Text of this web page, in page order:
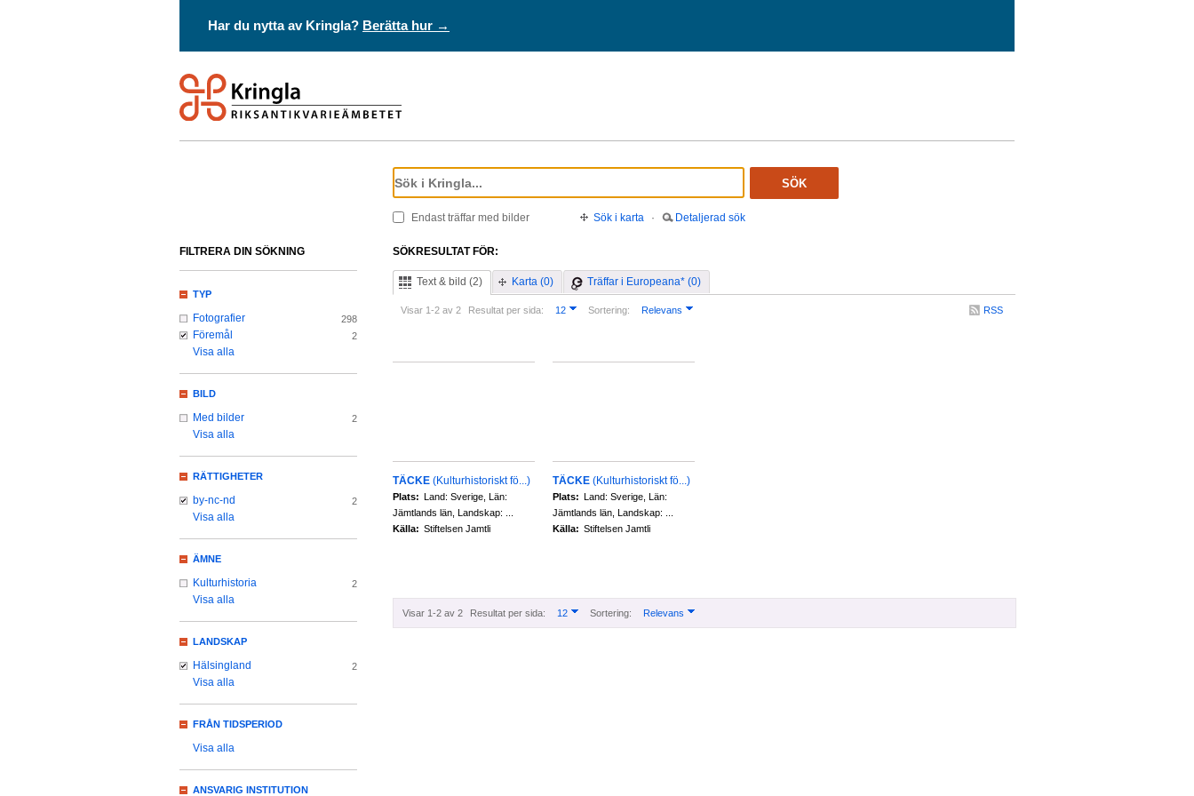
Har du nytta av Kringla? Berätta hur →
SÖK
Endast träffar med bilder Sök i karta · Detaljerad sök
SÖKRESULTAT FÖR:
Text & bild (2) Karta (0) Träffar i Europeana* (0)
Visar 1-2 av 2 Resultat per sida: 12 Sortering: Relevans RSS
TÄCKE (Kulturhistoriskt fö...)
Plats: Land: Sverige, Län:
Jämtlands län, Landskap: ...
Källa: Stiftelsen Jamtli
TÄCKE (Kulturhistoriskt fö...)
Plats: Land: Sverige, Län:
Jämtlands län, Landskap: ...
Källa: Stiftelsen Jamtli
Visar 1-2 av 2 Resultat per sida: 12 Sortering: Relevans
FILTRERA DIN SÖKNING
TYP
Fotografier 298
Föremål 2
Visa alla
BILD
Med bilder 2
Visa alla
RÄTTIGHETER
by-nc-nd 2
Visa alla
ÄMNE
Kulturhistoria 2
Visa alla
LANDSKAP
Hälsingland 2
Visa alla
FRÅN TIDSPERIOD
Visa alla
ANSVARIG INSTITUTION